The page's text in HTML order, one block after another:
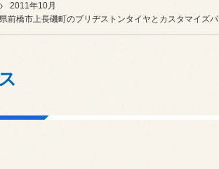
2011年10月
前橋市上長磯町のブリヂストンタイヤとカスタマイ